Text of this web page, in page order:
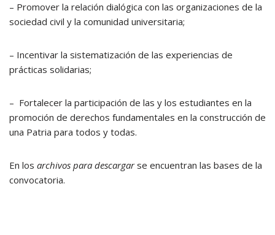
– Promover la relación dialógica con las organizaciones de la
sociedad civil y la comunidad universitaria;
– Incentivar la sistematización de las experiencias de
prácticas solidarias;
– Fortalecer la participación de las y los estudiantes en la
promoción de derechos fundamentales en la construcción de
una Patria para todos y todas.
En los archivos para descargarse encuentran las bases de la
convocatoria.